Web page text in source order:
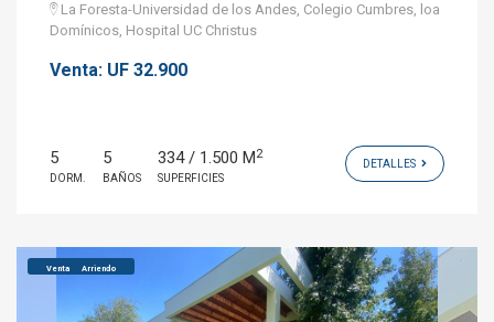
La Foresta-Universidad de los Andes, Colegio Cumbres, loa
Domínicos, Hospital UC Christus
Venta: UF 32.900
5
DORM.
5
BAÑOS
334 / 1.500 M2
SUPERFICIES
DETALLES
Venta Arriendo